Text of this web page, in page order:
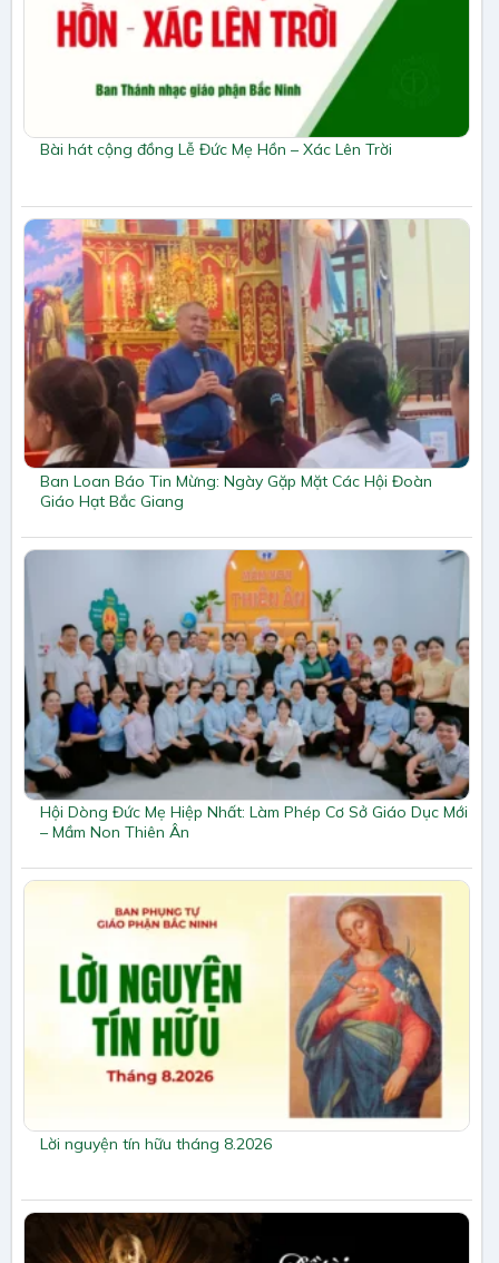
Bài hát cộng đồng Lễ Đức Mẹ Hồn – Xác Lên Trời
Ban Loan Báo Tin Mừng: Ngày Gặp Mặt Các Hội Đoàn
Giáo Hạt Bắc Giang
Hội Dòng Đức Mẹ Hiệp Nhất: Làm Phép Cơ Sở Giáo Dục Mới
– Mầm Non Thiên Ân
Lời nguyện tín hữu tháng 8.2026